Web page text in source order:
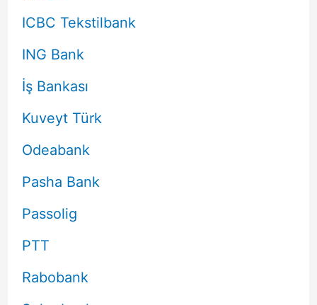
ICBC Tekstilbank
ING Bank
İş Bankası
Kuveyt Türk
Odeabank
Pasha Bank
Passolig
PTT
Rabobank